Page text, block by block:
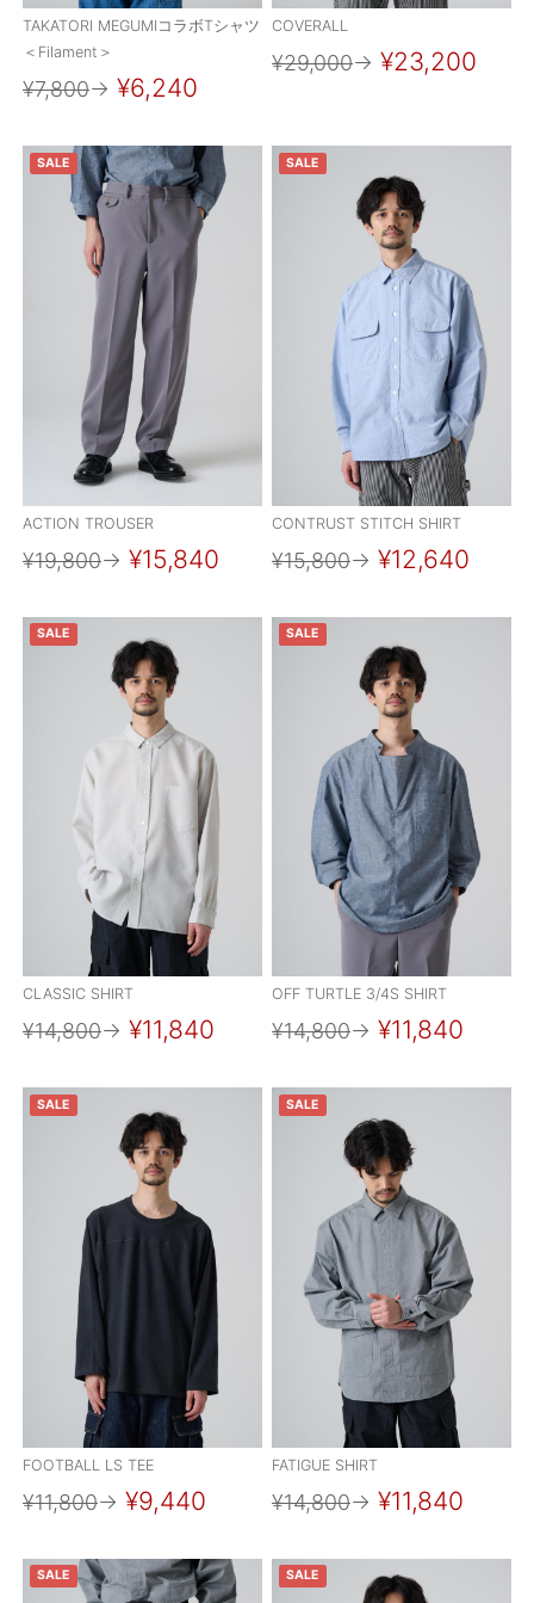
TAKATORI MEGUMIコラボTシャツ
＜Filament＞
¥7,800→ ¥6,240
COVERALL
¥29,000→ ¥23,200
SALE
ACTION TROUSER
¥19,800→ ¥15,840
SALE
CONTRUST STITCH SHIRT
¥15,800→ ¥12,640
SALE
CLASSIC SHIRT
¥14,800→ ¥11,840
SALE
OFF TURTLE 3/4S SHIRT
¥14,800→ ¥11,840
SALE
FOOTBALL LS TEE
¥11,800→ ¥9,440
SALE
FATIGUE SHIRT
¥14,800→ ¥11,840
SALE SALE